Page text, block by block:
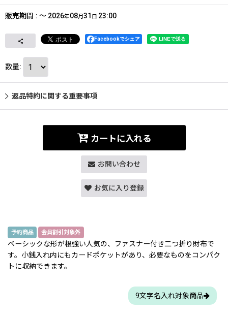
販売期間 : ～ 2026年08月 31 日 23:00
Facebookでシェア
数量:
返品特約に関する重要事項
カートに入れる
お問い合わせ
お気に入り登録
予約商品 会員割引対象外
ベーシックな形が根強い人気の、ファスナー付き二つ折り財布で
す。小銭入れ内にもカードポケットがあり、必要なものをコンパク
トに収納できます。
9文字名入れ対象商品